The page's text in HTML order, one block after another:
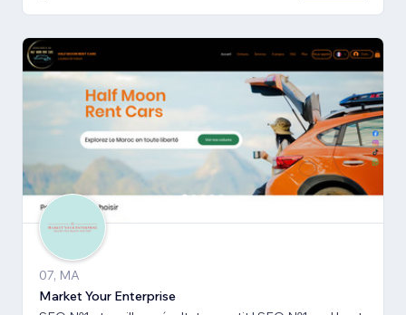
07, MA
Market Your Enterprise